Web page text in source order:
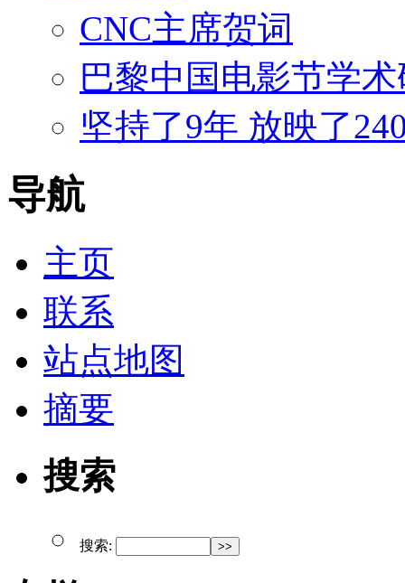
CNC主席贺词
巴黎中国电影节学
坚持了9年 放映了
导航
主页
联系
站点地图
摘要
搜索
搜索: